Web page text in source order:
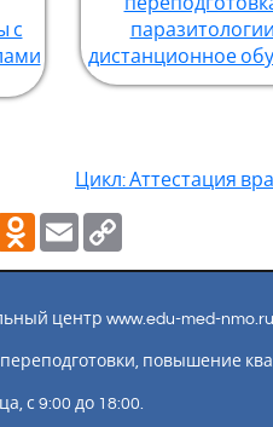
с
дистанционное
Цикл: Аттестация
Odnoklassniki
Email
центр www.edu-med-
повышение
с 9:00 до 18:00.